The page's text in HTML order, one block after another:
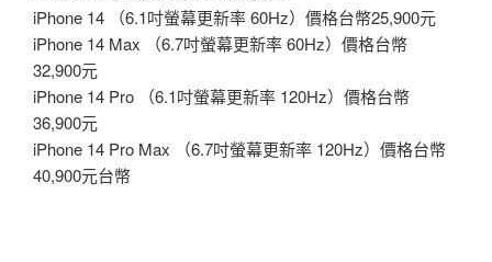
iPhone 14 （6.1吋螢幕更新率 60Hz）價格台幣25,900元
iPhone 14 Max （6.7吋螢幕更新率 60Hz）價格台幣
32,900元
iPhone 14 Pro （6.1吋螢幕更新率 120Hz）價格台幣
36,900元
iPhone 14 Pro Max （6.7吋螢幕更新率 120Hz）價格台幣
40,900元台幣